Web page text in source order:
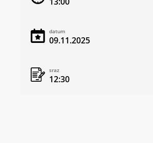
datum
09.11.2025
sraz
12:30